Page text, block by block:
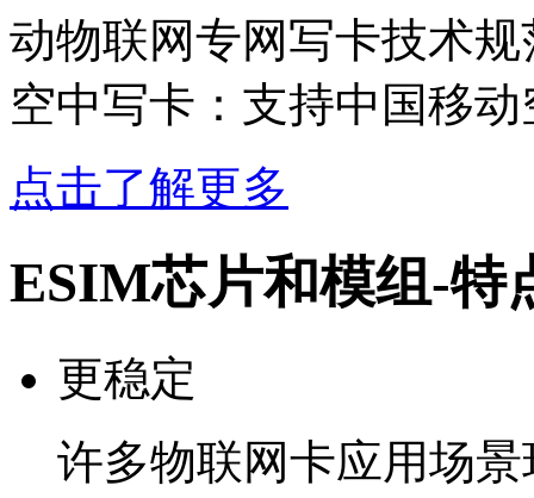
动物联网专网写卡技术规
空中写卡：支持中国移
点击了解更多
ESIM芯片和模组-特
更稳定
许多物联网卡应用场